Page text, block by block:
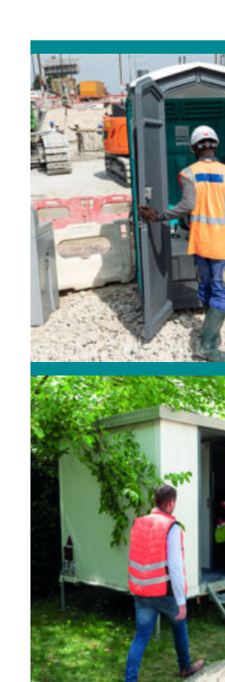
CABINES WC & DOUCHES